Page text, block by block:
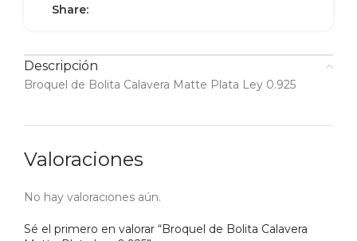
Share:
Descripción
Broquel de Bolita Calavera Matte Plata Ley 0.925
Valoraciones
No hay valoraciones aún.
Sé el primero en valorar “Broquel de Bolita Calavera